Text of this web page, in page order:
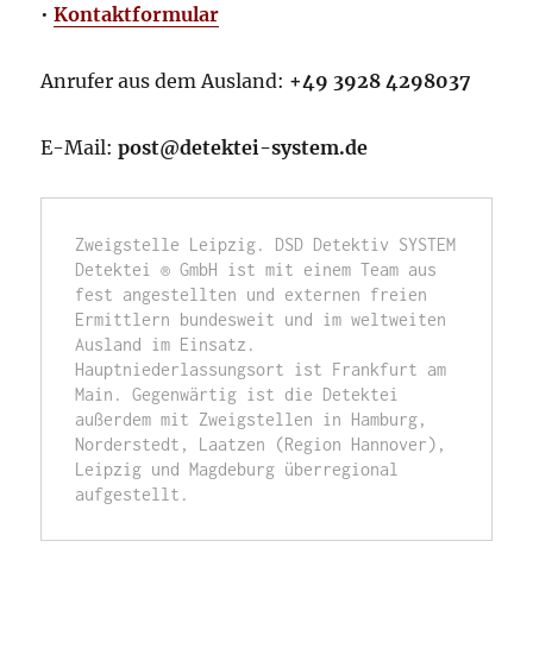
•Kontaktformular
Anrufer aus dem Ausland: +49 3928 4298037
E-Mail:post@detektei-system.de
Zweigstelle Leipzig. DSD Detektiv SYSTEM
Detektei ® GmbH ist mit einem Team aus
fest angestellten und externen freien
Ermittlern bundesweit und im weltweiten
Ausland im Einsatz.
Hauptniederlassungsort ist Frankfurt am
Main. Gegenwärtig ist die Detektei
außerdem mit Zweigstellen in Hamburg,
Norderstedt, Laatzen (Region Hannover),
Leipzig und Magdeburg überregional